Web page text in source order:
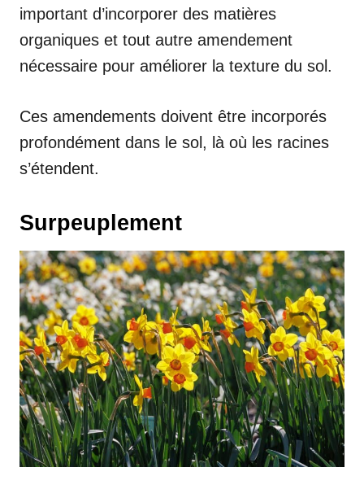
important d’incorporer des matières
organiques et tout autre amendement
nécessaire pour améliorer la texture du sol.
Ces amendements doivent être incorporés
profondément dans le sol, là où les racines
s’étendent.
Surpeuplement